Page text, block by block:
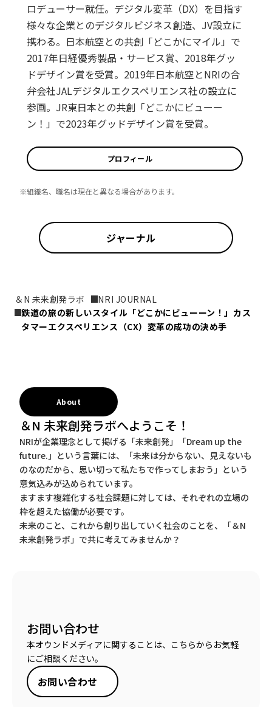
ロデューサー就任。デジタル変革（DX）を目指す
様々な企業とのデジタルビジネス創造、JV設立に
携わる。日本航空との共創「どこかにマイル」で
2017年日経優秀製品・サービス賞、2018年グッ
ドデザイン賞を受賞。2019年日本航空とNRIの合
弁会社JALデジタルエクスペリエンス社の設立に
参画。JR東日本との共創「どこかにビューー
ン！」で2023年グッドデザイン賞を受賞。
プロフィール
※組織名、職名は現在と異なる場合があります。
ジャーナル
＆N 未来創発ラボ
NRI JOURNAL
鉄道の旅の新しいスタイル「どこかにビューーン！」――カス
タマーエクスペリエンス（CX）変革の成功の決め手
About
＆N 未来創発ラボへようこそ！
NRIが企業理念として掲げる「未来創発」「Dream up the
future.」という言葉には、「未来は分からない、見えないも
のなのだから、思い切って私たちで作ってしまおう」という
意気込みが込められています。
ますます複雑化する社会課題に対しては、それぞれの立場の
枠を超えた協働が必要です。
未来のこと、これから創り出していく社会のことを、「＆N
未来創発ラボ」で共に考えてみませんか？
お問い合わせ
本オウンドメディアに関することは、こちらからお気軽
にご相談ください。
お問い合わせ